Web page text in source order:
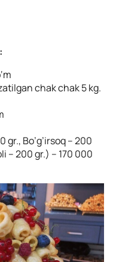
chak chak 5 kg.
Bo’g’irsoq – 200
– 200 gr.) – 170 000